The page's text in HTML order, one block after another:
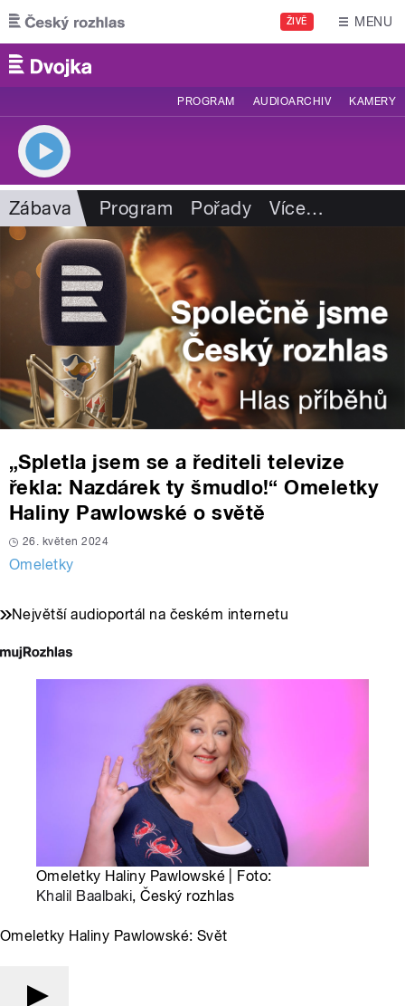
Přejít k hlavnímu obsahu
ŽIVĚ MENU
PROGRAM AUDIOARCHIV KAMERY
Zábava Program Pořady Více…
„Spletla jsem se a řediteli televize
řekla: Nazdárek ty šmudlo!“ Omeletky
Haliny Pawlowské o světě
26. květen 2024
Omeletky
Největší audioportál na českém internetu
Omeletky Haliny Pawlowské | Foto:
Khalil Baalbaki, Český rozhlas
Omeletky Haliny Pawlowské: Svět